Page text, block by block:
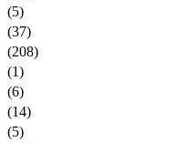
(5)
(37)
(208)
(1)
(6)
(14)
(5)